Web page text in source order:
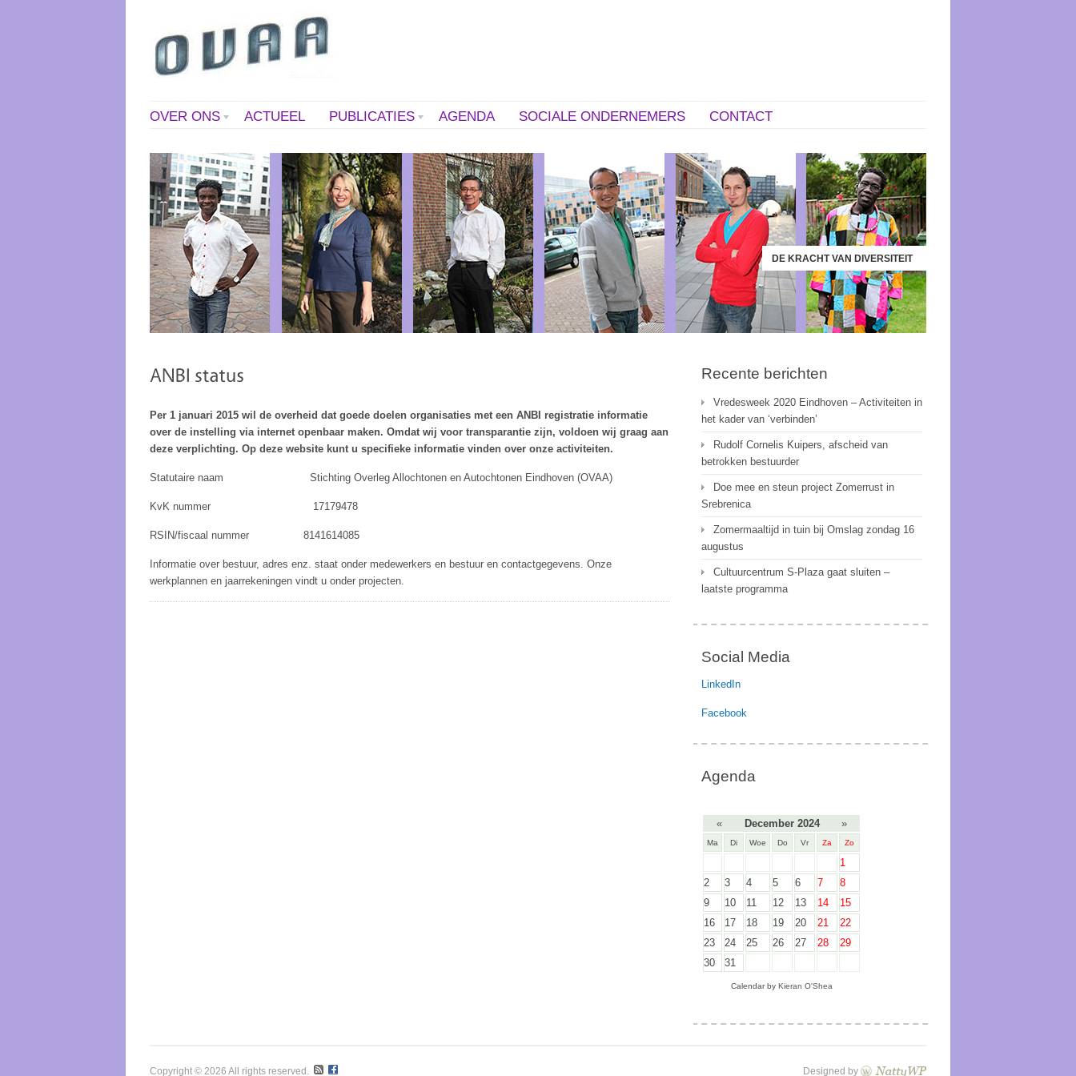
OVER ONS ACTUEEL PUBLICATIES AGENDA SOCIALE ONDERNEMERS CONTACT
DE KRACHT VAN DIVERSITEIT
Per 1 januari 2015 wil de overheid dat goede doelen organisaties met een ANBI registratie informatie
over de instelling via internet openbaar maken. Omdat wij voor transparantie zijn, voldoen wij graag aan
deze verplichting. Op deze website kunt u specifieke informatie vinden over onze activiteiten.
Statutaire naam Stichting Overleg Allochtonen en Autochtonen Eindhoven (OVAA)
KvK nummer 17179478
RSIN/fiscaal nummer 8141614085
Informatie over bestuur, adres enz. staat onder medewerkers en bestuur en contactgegevens. Onze
werkplannen en jaarrekeningen vindt u onder projecten.
Recente berichten
Vredesweek 2020 Eindhoven – Activiteiten in
het kader van ‘verbinden’
Rudolf Cornelis Kuipers, afscheid van
betrokken bestuurder
Doe mee en steun project Zomerrust in
Srebrenica
Zomermaaltijd in tuin bij Omslag zondag 16
augustus
Cultuurcentrum S-Plaza gaat sluiten –
laatste programma
Social Media
LinkedIn
Facebook
Agenda
« December 2024 »
Ma Di Woe Do Vr Za Zo
1
2
3 4 5 6 7
8
9
10 11 12 13 14
15
16
17 18 19 20 21
22
23
24 25 26 27 28
29
30
31
Calendar by Kieran O'Shea
Copyright © 2026 All rights reserved. Designed by